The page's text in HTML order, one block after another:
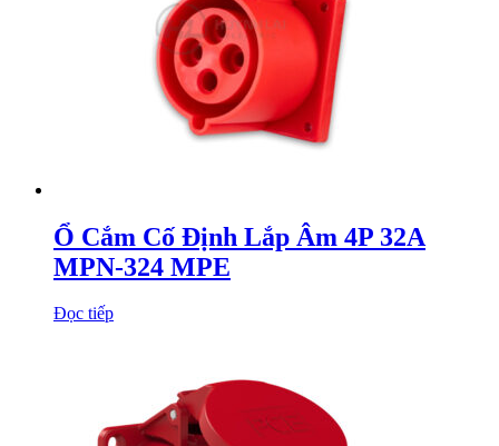
Ổ Cắm Cố Định Lắp Âm 4P 32A
MPN-324 MPE
Đọc tiếp